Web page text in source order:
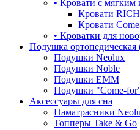
• Кровати с мягким
Кровати
Кровати
• Кроватки для
Подушка ортопедическая
Подушки Neolux
Подушки Noble
Подушки ЕММ
Подушки "Come-
Аксессуары для сна
Наматрасники
Топперы Take & Go